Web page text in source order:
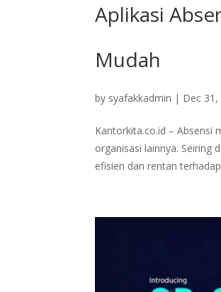
Aplikasi
Mudah
by syafakkadmin | Dec 31,
Kantorkita.co.id – Absensi
organisasi lainnya. Seiring
efisien dan rentan